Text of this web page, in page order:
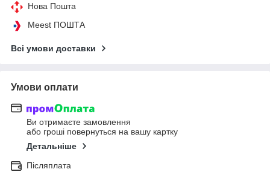
Нова Пошта
Meest ПОШТА
Всі умови доставки
Умови оплати
Ви отримаєте замовлення
або гроші повернуться на вашу картку
Детальніше
Післяплата